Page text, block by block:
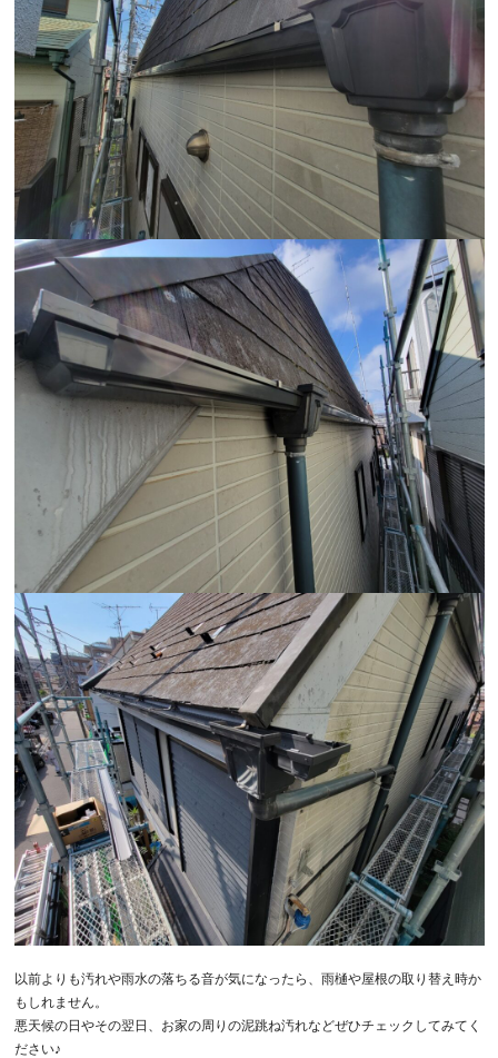
以前よりも汚れや雨水の落ちる音が気になったら、雨樋や屋根の取り替え時か
もしれません。
悪天候の日やその翌日、お家の周りの泥跳ね汚れなどぜひチェックしてみてく
ださい♪